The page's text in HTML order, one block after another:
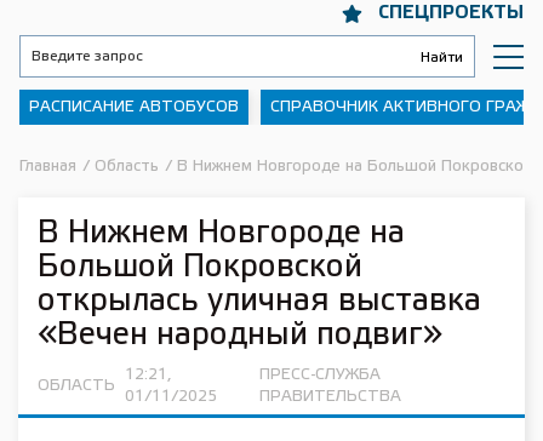
СПЕЦПРОЕКТЫ
РАСПИСАНИЕ АВТОБУСОВ СПРАВОЧНИК АКТИВНОГО
Главная / Область / В Нижнем Новгороде на Большой Покровской
В Нижнем Новгороде на
Большой Покровской
открылась уличная выставка
«Вечен народный подвиг»
ОБЛАСТЬ
12:21,
01/11/2025
ПРЕСС-СЛУЖБА
ПРАВИТЕЛЬСТВА